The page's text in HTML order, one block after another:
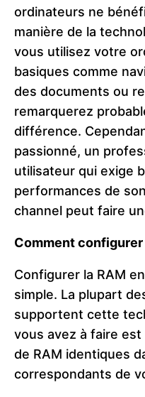
ordinateurs ne
manière de la
vous utilisez votre
basiques comme
des documents ou
remarquerez
différence.
passionné, un
utilisateur qui exige
performances de
channel peut faire
Comment configurer
Configurer la RAM
simple. La plupart
supportent cette
vous avez à faire
de RAM identiques
correspondants de